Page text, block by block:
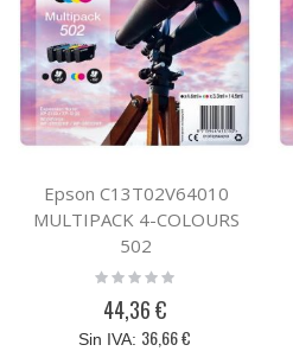
Epson C13T02V64010
MULTIPACK 4-COLOURS
502
Rating:
44,36 €
36,66 €